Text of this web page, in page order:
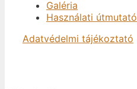
Galéria
Használati útmutató
Adatvédelmi tájékoztató